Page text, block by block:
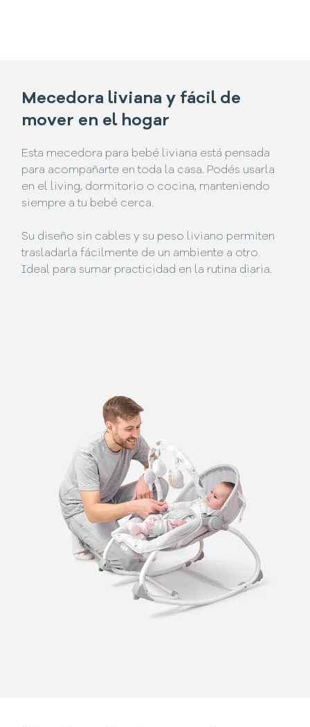
Mecedora liviana y fácil de
mover en el hogar
Esta mecedora para bebé liviana está pensada
para acompañarte en toda la casa. Podés usarla
en el living, dormitorio o cocina, manteniendo
siempre a tu bebé cerca.
Su diseño sin cables y su peso liviano permiten
trasladarla fácilmente de un ambiente a otro.
Ideal para sumar practicidad en la rutina diaria.